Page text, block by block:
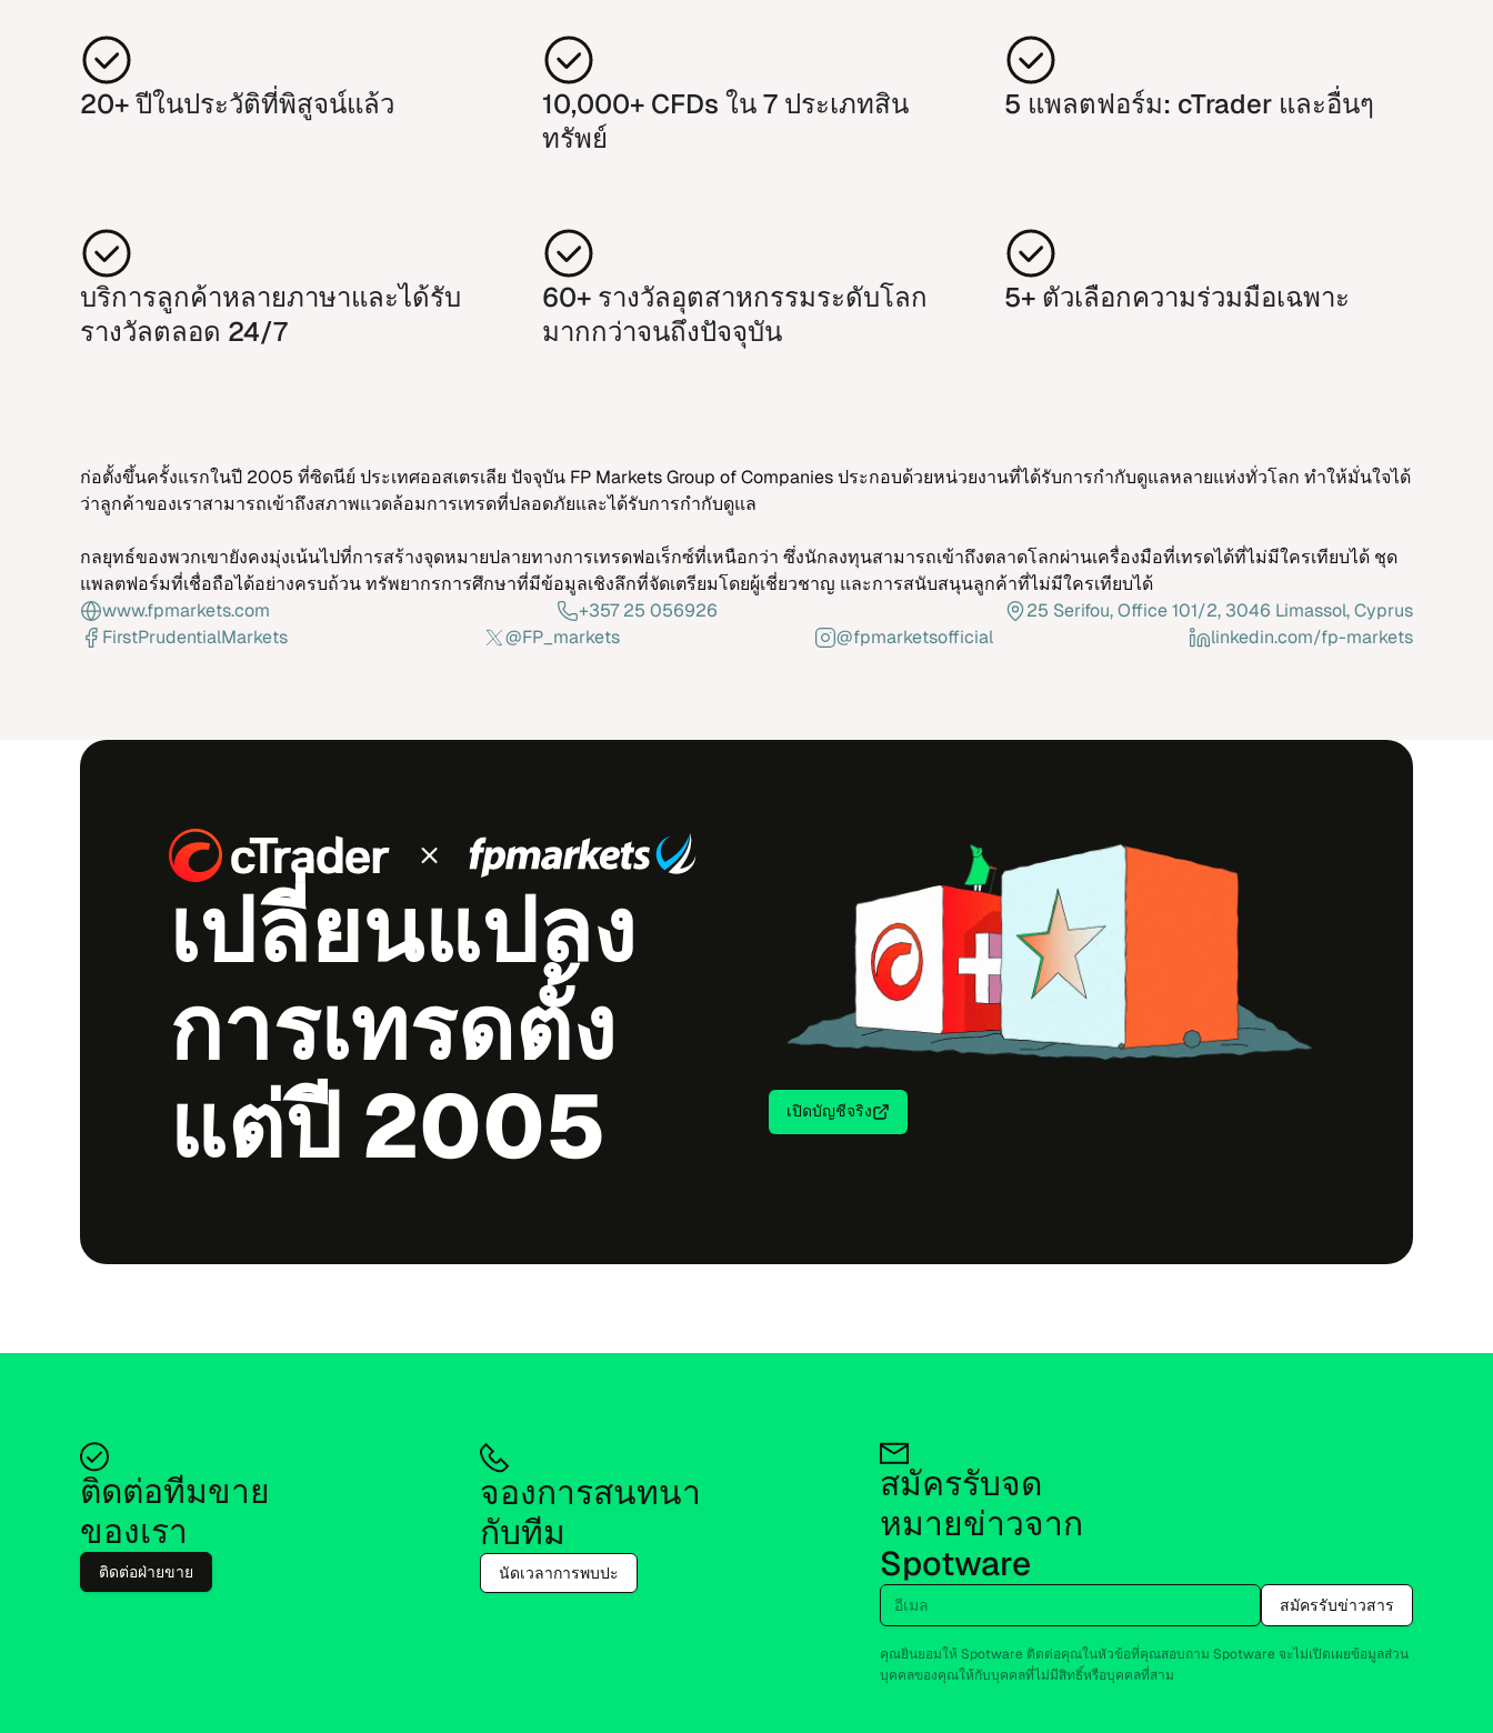
20+ ปี​ใน​ประ​วัติที่​พิ​สูจน์​แล้ว
10,000+ CFDs ใน 7 ประ​เภท​สิน​
ทรัพย์
5 แพลต​ฟอร์ม: cTrader และ​อื่นๆ
บริ​การลูก​ค้า​หลาย​ภา​ษา​และ​ได้รับ​
ราง​วัล​ตลอด 24/7
60+ ราง​วัลอุต​สาห​กรรมระ​ดับ​โลก​
มาก​กว่า​จนถึง​ปัจ​จุ​บัน
5+ ตัว​เลือก​ความร่วม​มือ​เฉพาะ
ก่อ​ตั้ง​ขึ้น​ครั้ง​แรก​ใน​ปี 2005 ที่​ซิด​นีย์ ประ​เทศออส​เตร​เลีย ปัจ​จุ​บัน FP Markets Group of Companies ประ​กอบด้วย​หน่วย​งาน​ที่​ได้รับ​การ​กำ​กับ​ดูแลหลาย​แห่ง​ทั่ว​โลก ทำ​ให้​มั่น​ใจ​ได้
ว่า​ลูก​ค้า​ของ​เรา​สา​มารถ​เข้า​ถึงสภาพแวด​ล้อม​การ​เทร​ด​ที่ปลอด​ภัย​และ​ได้รับ​การ​กำ​กับ​ดู​แล
กล​ยุทธ์ของ​พวก​เขา​ยัง​คง​มุ่ง​เน้น​ไปที่​การ​สร้าง​จุด​หมาย​ปลาย​ทาง​การ​เทร​ดฟอ​เร็กซ์ที่​เหนือก​ว่า ซึ่ง​นัก​ลง​ทุน​สา​มารถ​เข้า​ถึง​ตลาด​โลกผ่าน​เครื่อง​มือ​ที่​เทรด​ได้ที่​ไม่มี​ใคร​เทียบ​ได้ ชุด​
แพลต​ฟอร์​ม​ที่​เชื่อ​ถือ​ได้อย่าง​ครบ​ถ้วน ทรัพ​ยา​กร​การ​ศึก​ษา​ที่มี​ข้อ​มูล​เชิง​ลึก​ที่​จัด​เตรียม​โดยผู้​เชี่ยว​ชาญ และ​การ​ส​นับ​สนุน​ลูก​ค้า​ที่​ไม่มี​ใคร​เทียบ​ได้
www.fpmarkets.com
+357 25 056926
25 Serifou, Office 101/2, 3046 Limassol, Cyprus
FirstPrudentialMarkets
@FP_markets @fpmarketsofficial linkedin.com/fp-markets
เปลี่ยน​แปลง​
การ​เทร​ด​ตั้ง​
แต่​ปี 2005
เปิด​บัญ​ชี​จริง
ติด​ต่อ​ที​ม​ขาย
ของ​เรา
ติด​ต่อฝ่าย​ขาย
จอง​การ​สนท​นา​
กับ​ทีม
นัด​เว​ลา​การพบ​ปะ
สมัครรับ​จด​
หมายข่าว​จาก
Spotware
อี​เมล
สมัครรับ​ข่าว​สาร
คุณยิน​ยอม​ให้ Spotware ติด​ต่อ​คุณ​ใน​หัว​ข้อ​ที่​คุณสอบ​ถาม Spotware จะ​ไม่​เปิด​เผยข้อ​มูล​ส่วน​
บุค​คลของ​คุณ​ให้​กับ​บุค​คลที่​ไม่มี​สิทธิ์หรือ​บุค​คลที่​สาม